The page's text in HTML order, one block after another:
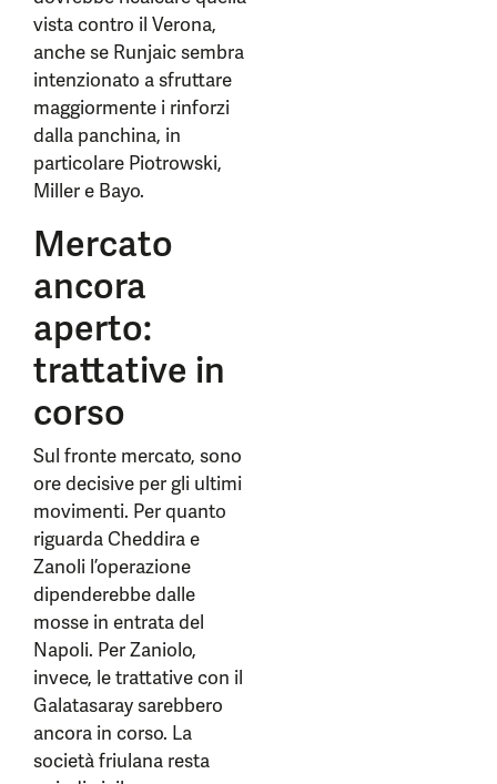
vista contro il Verona,
anche se Runjaic sembra
intenzionato a sfruttare
maggiormente i rinforzi
dalla panchina, in
particolare Piotrowski,
Miller e Bayo.
Mercato
ancora
aperto:
trattative in
corso
Sul fronte mercato, sono
ore decisive per gli ultimi
movimenti. Per quanto
riguarda Cheddira e
Zanoli l’operazione
dipenderebbe dalle
mosse in entrata del
Napoli. Per Zaniolo,
invece, le trattative con il
Galatasaray sarebbero
ancora in corso. La
società friulana resta